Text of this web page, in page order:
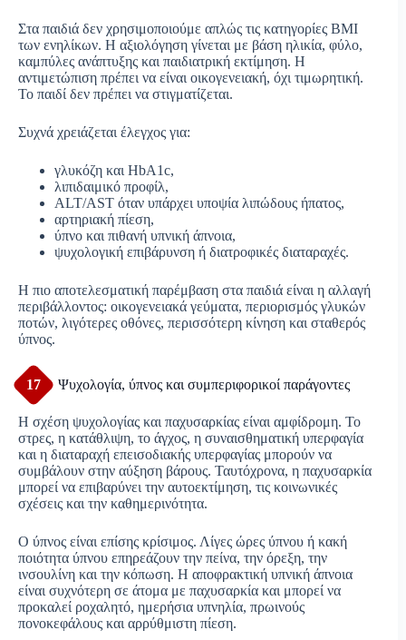
Στα παιδιά δεν χρησιμοποιούμε απλώς τις κατηγορίες BMI
των ενηλίκων. Η αξιολόγηση γίνεται με βάση ηλικία, φύλο,
καμπύλες ανάπτυξης και παιδιατρική εκτίμηση. Η
αντιμετώπιση πρέπει να είναι οικογενειακή, όχι τιμωρητική.
Το παιδί δεν πρέπει να στιγματίζεται.
Συχνά χρειάζεται έλεγχος για:
γλυκόζη και HbA1c,
λιπιδαιμικό προφίλ,
ALT/AST όταν υπάρχει υποψία λιπώδους ήπατος,
αρτηριακή πίεση,
ύπνο και πιθανή υπνική άπνοια,
ψυχολογική επιβάρυνση ή διατροφικές διαταραχές.
Η πιο αποτελεσματική παρέμβαση στα παιδιά είναι η αλλαγή
περιβάλλοντος: οικογενειακά γεύματα, περιορισμός γλυκών
ποτών, λιγότερες οθόνες, περισσότερη κίνηση και σταθερός
ύπνος.
17 Ψυχολογία, ύπνος και συμπεριφορικοί παράγοντες
Η σχέση ψυχολογίας και παχυσαρκίας είναι αμφίδρομη. Το
στρες, η κατάθλιψη, το άγχος, η συναισθηματική υπερφαγία
και η διαταραχή επεισοδιακής υπερφαγίας μπορούν να
συμβάλουν στην αύξηση βάρους. Ταυτόχρονα, η παχυσαρκία
μπορεί να επιβαρύνει την αυτοεκτίμηση, τις κοινωνικές
σχέσεις και την καθημερινότητα.
Ο ύπνος είναι επίσης κρίσιμος. Λίγες ώρες ύπνου ή κακή
ποιότητα ύπνου επηρεάζουν την πείνα, την όρεξη, την
ινσουλίνη και την κόπωση. Η αποφρακτική υπνική άπνοια
είναι συχνότερη σε άτομα με παχυσαρκία και μπορεί να
προκαλεί ροχαλητό, ημερήσια υπνηλία, πρωινούς
πονοκεφάλους και αρρύθμιστη πίεση.